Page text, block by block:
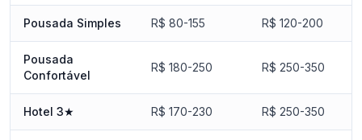
Pousada Simples R$ 80-155 R$ 120-200
Pousada
Confortável
R$ 180-250 R$ 250-350
Hotel 3★ R$ 170-230 R$ 250-350